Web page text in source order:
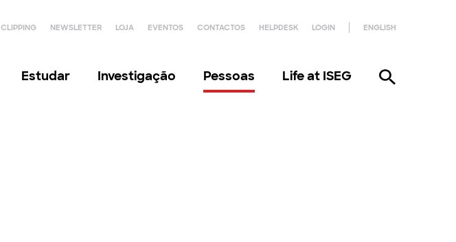
CLIPPING NEWSLETTER LOJA EVENTOS CONTACTOS HELPDESK LOGIN ENGLISH
Estudar Investigação Pessoas Life at ISEG